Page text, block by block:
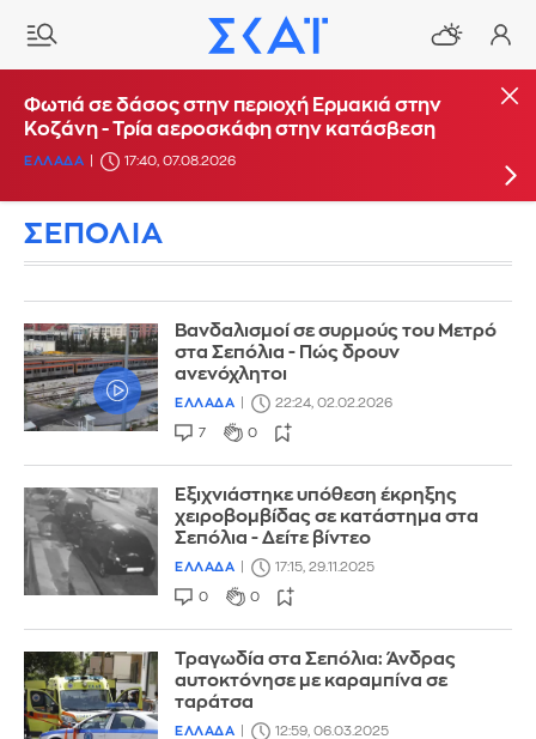
Φωτιά στο Στεφάνι Κορίνθου - Μήνυμα από το
112 για ετοιμότητα
ΕΛΛΑΔΑ 16:29, 07.08.2026
Φωτιά σε δάσος στην περιοχή Ερμακιά στην
Κοζάνη - Τρία αεροσκάφη στην κατάσβεση
ΕΛΛΑΔΑ 17:40, 07.08.2026
ΣΕΠΟΛΙΑ
Βανδαλισμοί σε συρμούς του Μετρό
στα Σεπόλια - Πώς δρουν
ανενόχλητοι
ΕΛΛΑΔΑ 22:24, 02.02.2026
7 0
Εξιχνιάστηκε υπόθεση έκρηξης
χειροβομβίδας σε κατάστημα στα
Σεπόλια - Δείτε βίντεο
ΕΛΛΑΔΑ 17:15, 29.11.2025
0 0
Τραγωδία στα Σεπόλια: Άνδρας
αυτοκτόνησε με καραμπίνα σε
ταράτσα
ΕΛΛΑΔΑ 12:59, 06.03.2025